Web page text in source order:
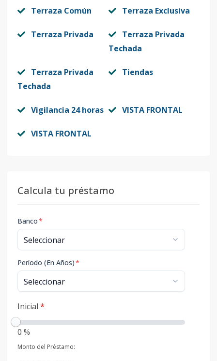
Terraza Común Terraza Exclusiva
Terraza Privada
Terraza Privada
Techada
Terraza Privada
Techada
Tiendas
Vigilancia 24 horas VISTA FRONTAL
VISTA FRONTAL
Calcula tu préstamo
Banco*
Período (En Años)*
Inicial *
0 %
Monto del Préstamo: